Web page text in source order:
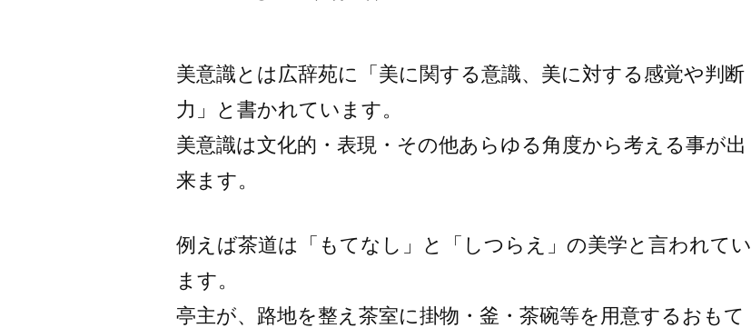
美意識とは広辞苑に「美に関する意識、美に対する感覚や判断
力」と書かれています。
美意識は文化的・表現・その他あらゆる角度から考える事が出
来ます。
例えば茶道は「もてなし」と「しつらえ」の美学と言われてい
ます。
亭主が、路地を整え茶室に掛物・釜・茶碗等を用意するおもて